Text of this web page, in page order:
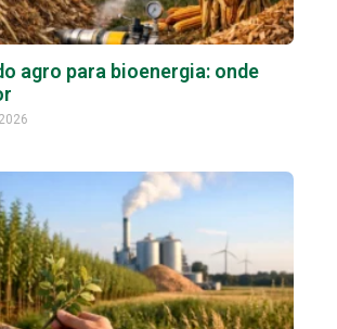
agro para bioenergia: onde